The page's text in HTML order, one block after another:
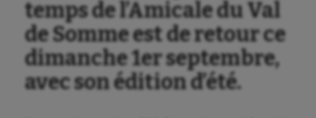
Baseball
Billard
Boules lyonnaises
temps de l’Amicale du Val
de Somme est de retour ce
dimanche 1er septembre,
avec son édition d’été.